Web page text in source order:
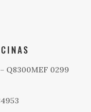
Q8300MEF 0299